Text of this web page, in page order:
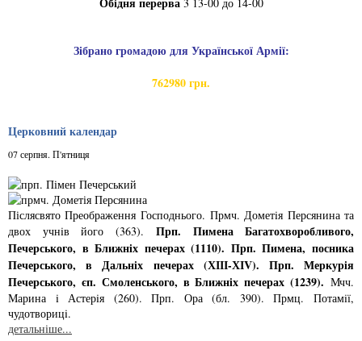
Зібрано громадою для Української Армії:
762980 грн.
Церковний календар
07 серпня. П'ятниця
Післясвято Преображення Господнього. Прмч. Дометiя Персянина та
двох учнiв його (363). Прп. Пимена Багатохворобливого,
Печерського, в Ближнiх печерах (1110). Прп. Пимена, посника
Печерського, в Дальнiх печерах (ХІІІ-ХІV). Прп. Меркурiя
Печерського, єп. Смоленського, в Ближнiх печерах (1239). Мчч.
Марина i Астерiя (260). Прп. Ора (бл. 390). Прмц. Потамiї,
чудотворицi.
детальніше...